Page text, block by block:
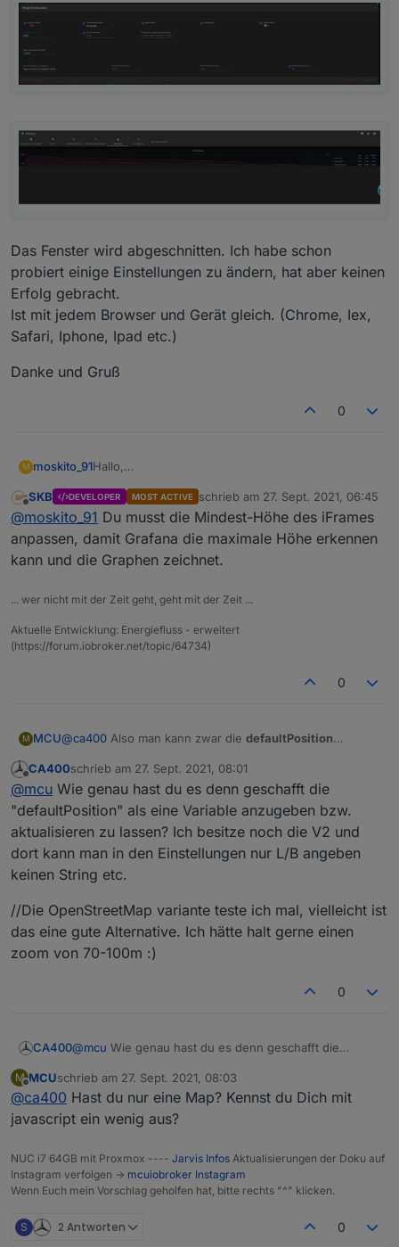
Das Fenster wird abgeschnitten. Ich habe schon
probiert einige Einstellungen zu ändern, hat aber keinen
Erfolg gebracht.
Ist mit jedem Browser und Gerät gleich. (Chrome, Iex,
Safari, Iphone, Ipad etc.)
Danke und Gruß
0
M moskito_91Hallo,
Grafana-Graphen habe bis vor dem Update ohne
Probleme funktioniert.
Kann mir jemand helfen?
Der Link sieht folgendermaßen aus:
http://192.168.0.10:3000/d/-GuWK9xMz/pv_anlage?
orgId=1&from=now-12h&to=now&kiosk
keinen Erfolg gebracht.
Iex, Safari, Iphone, Ipad etc.)
Danke und Gruß
Offline
SKB DEVELOPER MOST ACTIVE schrieb am 27. Sept. 2021, 06:45
zuletzt editiert von
@moskito_91 Du musst die Mindest-Höhe des iFrames
anpassen, damit Grafana die maximale Höhe erkennen
kann und die Graphen zeichnet.
... wer nicht mit der Zeit geht, geht mit der Zeit ...
Aktuelle Entwicklung: Energiefluss - erweitert
(https://forum.iobroker.net/topic/64734)
0
M MCU@ca400 Also man kann zwar die defaultPosition
um die Karte zu aktualisieren. Diese wird nicht
automatisch aktualisiert. Auch nicht durch TAB-
Umschaltung.
Alternativ kann man ein eigene customHTML-Seite mit
einem OpenStreetMap -iFrame erzeugen. Dies sich dann
automatisch bei Pos-Änderung anpasst. Diese wird dann
automatisch aktualisiert.
Würde ungefähr so aussehen: (beliebige Koordinaten)
EDIT: Geht auch mit jarvis-Map: Muss dann nur im
sichtbaren festgelegten Zoombereich sein
Offline
CA400schrieb am 27. Sept. 2021, 08:01
zuletzt editiert von
@mcu Wie genau hast du es denn geschafft die
"defaultPosition" als eine Variable anzugeben bzw.
aktualisieren zu lassen? Ich besitze noch die V2 und
dort kann man in den Einstellungen nur L/B angeben
keinen String etc.
//Die OpenStreetMap variante teste ich mal, vielleicht ist
das eine gute Alternative. Ich hätte halt gerne einen
zoom von 70-100m :)
0
CA400@mcu Wie genau hast du es denn geschafft die
aktualisieren zu lassen? Ich besitze noch die V2 und
dort kann man in den Einstellungen nur L/B angeben
keinen String etc.
//Die OpenStreetMap variante teste ich mal, vielleicht
ist das eine gute Alternative. Ich hätte halt gerne einen
zoom von 70-100m :)
M
Offline
MCUschrieb am 27. Sept. 2021, 08:03
zuletzt editiert von
@ca400 Hast du nur eine Map? Kennst du Dich mit
javascript ein wenig aus?
NUC i7 64GB mit Proxmox ---- Jarvis Infos Aktualisierungen der Doku auf
Instagram verfolgen -> mcuiobroker Instagram
Wenn Euch mein Vorschlag geholfen hat, bitte rechts "^" klicken.
S 2 Antworten 0